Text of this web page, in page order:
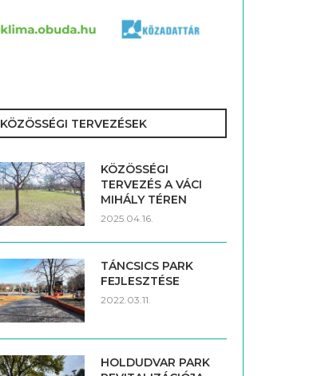
KÖZÖSSÉGI TERVEZÉSEK
KÖZÖSSÉGI
TERVEZÉS A VÁCI
MIHÁLY TÉREN
2025.04.16.
TÁNCSICS PARK
FEJLESZTÉSE
2022.03.11.
HOLDUDVAR PARK